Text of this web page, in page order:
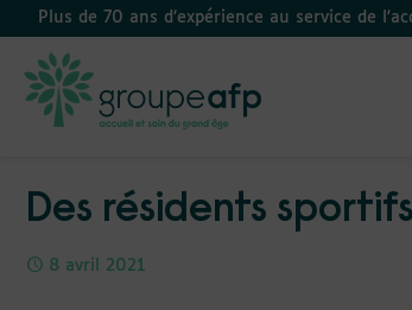
Plus de 70 ans d’expérience au service de
Des résidents
8 avril 2021